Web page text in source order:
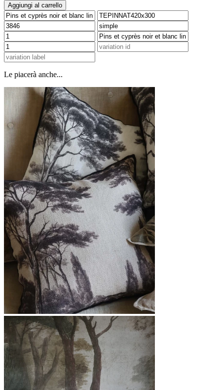
Aggiungi al carrello
Le piacerà anche...